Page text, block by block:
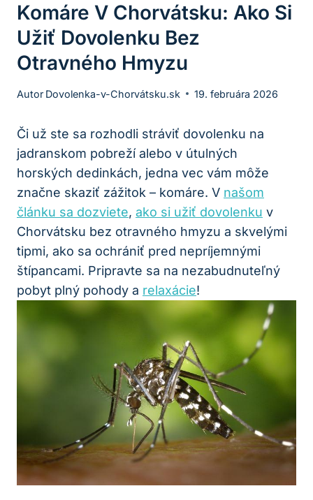
Komáre V Chorvátsku: Ako Si
Užiť Dovolenku Bez
Otravného Hmyzu
Autor Dovolenka-v-Chorvátsku.sk 19. februára 2026
Či už ste sa rozhodli stráviť dovolenku na
jadranskom pobreží alebo v útulných
horských dedinkách, jedna vec vám môže
značne skaziť zážitok – komáre. V našom
článku sa dozviete, ako si užiť dovolenku v
Chorvátsku bez otravného hmyzu a skvelými
tipmi, ako sa ochrániť pred nepríjemnými
štípancami. Pripravte sa na nezabudnuteľný
pobyt plný pohody a relaxácie!